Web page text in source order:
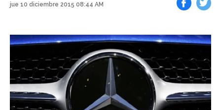
jue 10 diciembre 2015 08:44 AM